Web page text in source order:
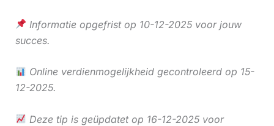
Informatie opgefrist op 10-12-2025 voor jouw
succes.
Online verdienmogelijkheid gecontroleerd op 15-
12-2025.
Deze tip is geüpdatet op 16-12-2025 voor